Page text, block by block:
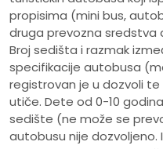
propisima (mini bus,
druga prevozna sredstva
Broj sedišta i razmak
specifikacije autobusa
registrovan je u dozvoli
utiče. Dete od 0-10
sedište (ne može se
autobusu nije dozvoljeno.